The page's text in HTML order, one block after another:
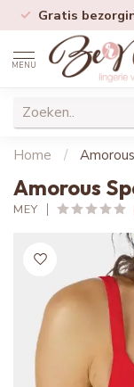
Gratis
MENU
Home /
Amorous
MEY